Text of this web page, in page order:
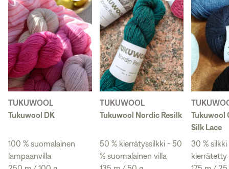
TUKUWOOL
Tukuwool DK
100 % suomalainen
lampaanvilla
TUKUWOOL
Tukuwool Nordic Resilk
50 % kierrätyssilkki - 50
% suomalainen villa
Tukuwool
Silk Lace
30 % silkki
kierrätetty